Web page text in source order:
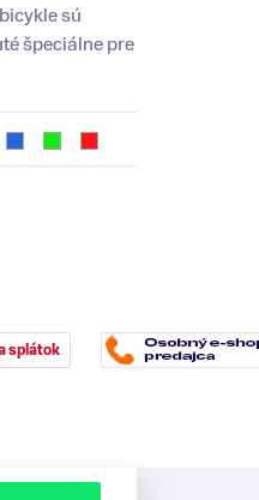
sú
špeciálne pre
splátok